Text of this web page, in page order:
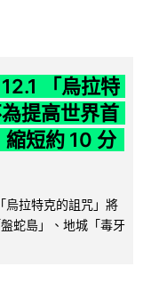
「烏拉特
提高世界首
短約 10 分
烏拉特克的詛咒」將
蛇島」、地城「毒牙